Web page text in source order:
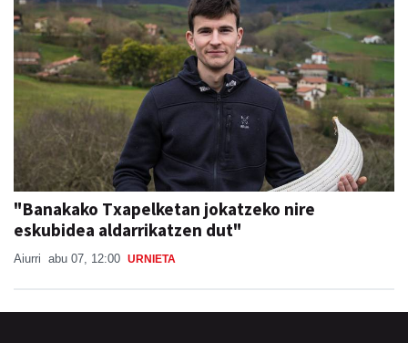
"Banakako Txapelketan jokatzeko nire
eskubidea aldarrikatzen dut"
Aiurri abu 07, 12:00 URNIETA